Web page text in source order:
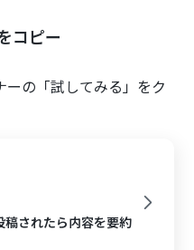
コピー
の「試してみる」をク
されたら内容を要約